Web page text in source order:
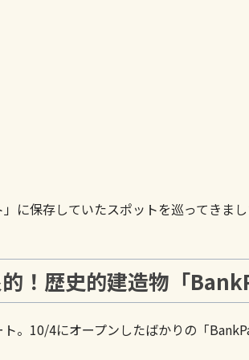
に保存していたスポットを巡ってきま
！歴史的建造物「
。10/4にオープンしたばかりの「